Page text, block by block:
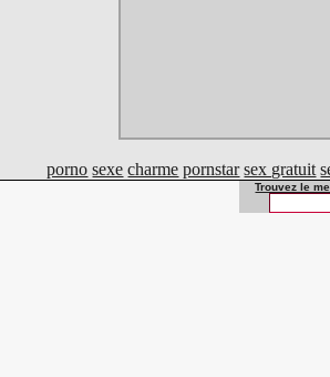
porno sexe charme pornstar sex gratuit
Trouvez le